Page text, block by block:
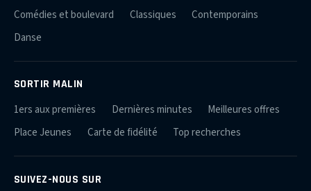
Comédies et boulevard
Classiques
Contemporains
Danse
SORTIR MALIN
1ers aux premières Dernières minutes
Meilleures offres
Place Jeunes
Carte de fidélité Top recherches
SUIVEZ-NOUS SUR